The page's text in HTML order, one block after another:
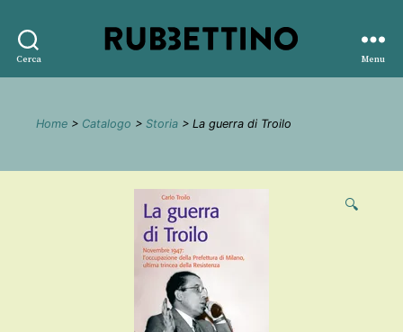
Cerca
editore
Menu
Home > Catalogo > Storia > La guerra di Troilo
🔍